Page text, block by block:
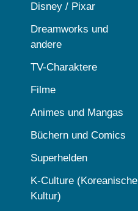
Disney / Pixar
Dreamworks und
andere
TV-Charaktere
Filme
Animes und Mangas
Büchern und Comics
Superhelden
K-Culture (Koreanische
Kultur)